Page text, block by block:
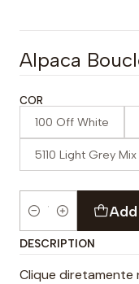
Alpaca
COR
100 Off White
5110 Light Grey Mix
Quantity
DESCRIPTION
Clique diretamente